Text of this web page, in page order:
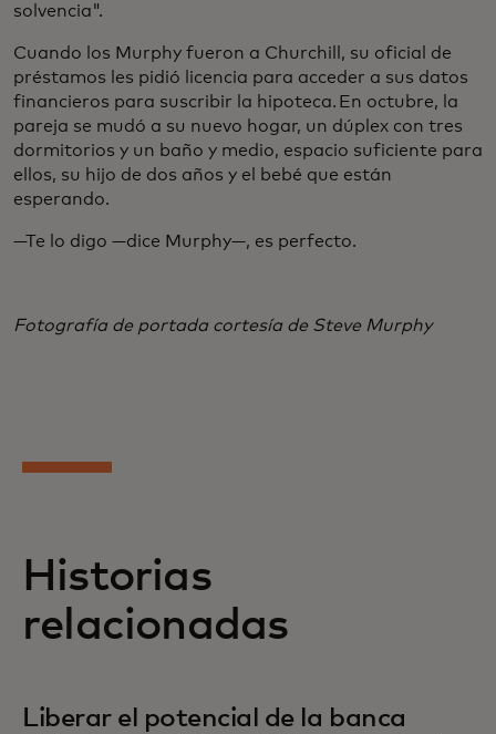
solvencia".
Cuando los Murphy fueron a Churchill, su oficial de
préstamos les pidió licencia para acceder a sus datos
financieros para suscribir la hipoteca. En octubre, la
pareja se mudó a su nuevo hogar, un dúplex con tres
dormitorios y un baño y medio, espacio suficiente para
ellos, su hijo de dos años y el bebé que están
esperando.
—Te lo digo —dice Murphy—, es perfecto.
Fotografía de portada cortesía de Steve Murphy
Historias
relacionadas
Liberar el potencial de la banca